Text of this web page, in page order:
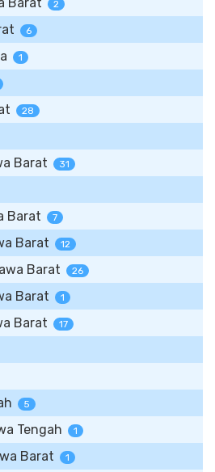
2
6
1
28
Barat 31
Barat 7
Barat 12
Barat 26
Barat 1
Barat 17
5
Tengah 1
Barat 1